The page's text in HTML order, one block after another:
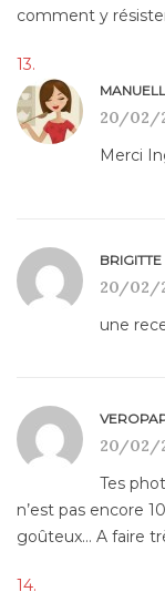
comment y
20/02/
Merci
BRIGITTE
20/02/
une
20/02/
Tes
n’est pas encore
goûteux… A faire